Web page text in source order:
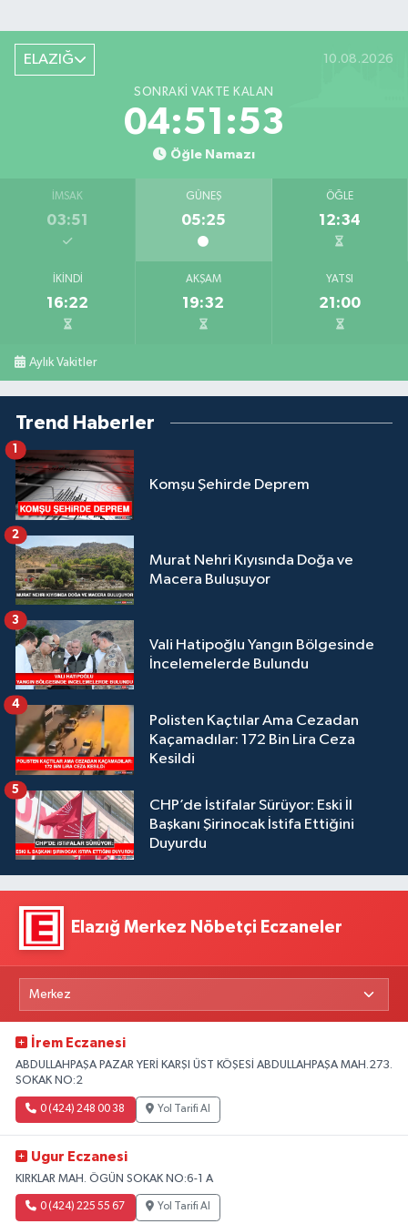
ELAZIĞ 10.08.2026
SONRAKI VAKTE KALAN
04:51:52
Öğle Namazı
İMSAK
03:51
GÜNEŞ
05:25
ÖĞLE
12:34
İKINDI
16:22
AKŞAM
19:32
YATSI
21:00
Aylık Vakitler
Trend Haberler
Komşu Şehirde Deprem
Murat Nehri Kıyısında Doğa ve
Macera Buluşuyor
2
Vali Hatipoğlu Yangın Bölgesinde
İncelemelerde Bulundu
3
Polisten Kaçtılar Ama Cezadan
Kaçamadılar: 172 Bin Lira Ceza
Kesildi
4
CHP’de İstifalar Sürüyor: Eski İl
Başkanı Şirinocak İstifa Ettiğini
Duyurdu
5
Elazığ Merkez Nöbetçi Eczaneler
İrem Eczanesi
ABDULLAHPAŞA PAZAR YERİ KARŞI ÜST KÖŞESİ ABDULLAHPAŞA MAH.273.
SOKAK NO:2
0 (424) 248 00 38 Yol Tarifi Al
Ugur Eczanesi
KIRKLAR MAH. ÖGÜN SOKAK NO:6-1 A
0 (424) 225 55 67 Yol Tarifi Al